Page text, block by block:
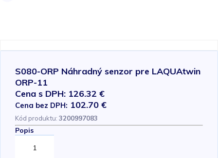
S080-ORP Náhradný senzor pre LAQUAtwin
ORP-11
Cena s DPH: 126.32 €
Cena bez DPH: 102.70 €
Kód produktu: 3200997083
Popis